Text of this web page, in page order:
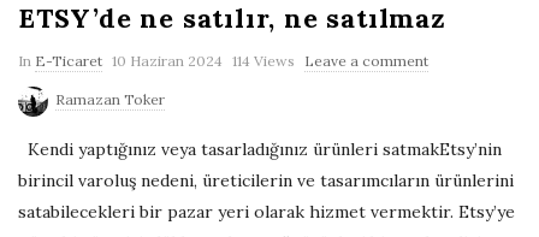
ETSY’de ne satılır, ne satılmaz
In E-Ticaret P
l
i
s
10 Haziran 2024 114 Views Leave a comment
Ramazan Toker
Kendi yaptığınız veya tasarladığınız ürünleri satmakEtsy’nin
birincil varoluş nedeni, üreticilerin ve tasarımcıların ürünlerini
satabilecekleri bir pazar yeri olarak hizmet vermektir. Etsy’ye